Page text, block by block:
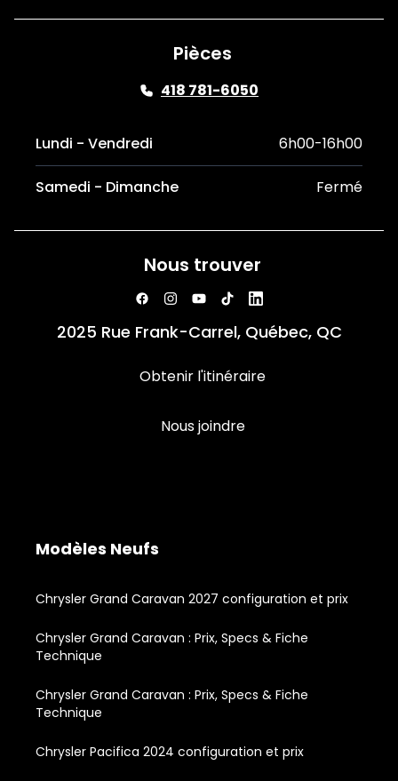
Pièces
418 781-6050
Lundi - Vendredi 6h00-16h00
Samedi - Dimanche Fermé
Nous trouver
2025 Rue Frank-Carrel, Québec, QC
Obtenir l'itinéraire
Nous joindre
Modèles Neufs
Chrysler Grand Caravan 2027 configuration et prix
Chrysler Grand Caravan : Prix, Specs & Fiche
Technique
Chrysler Grand Caravan : Prix, Specs & Fiche
Technique
Chrysler Pacifica 2024 configuration et prix